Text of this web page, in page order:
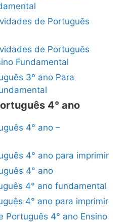
de Português
de Português
Fundamental
3º ano Para
4° ano
4° ano –
4° ano para imprimir
4° ano
4° ano fundamental
4° ano para imprimir
Português 4° ano Ensino